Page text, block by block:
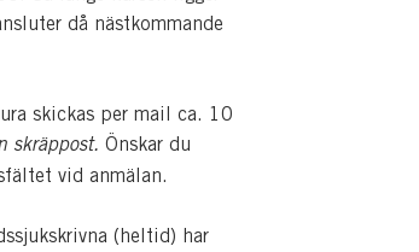
då nästkommande
skickas per mail ca. 10
skräppost. Önskar du
vid anmälan.
(heltid) har